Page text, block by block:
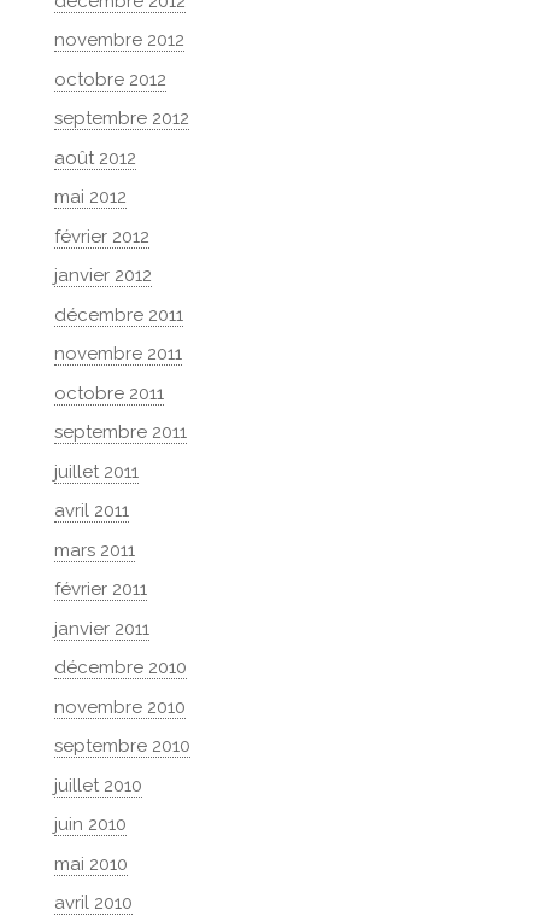
novembre 2012
octobre 2012
septembre 2012
août 2012
mai 2012
février 2012
janvier 2012
décembre 2011
novembre 2011
octobre 2011
septembre 2011
juillet 2011
avril 2011
mars 2011
février 2011
janvier 2011
décembre 2010
novembre 2010
septembre 2010
juillet 2010
juin 2010
mai 2010
avril 2010